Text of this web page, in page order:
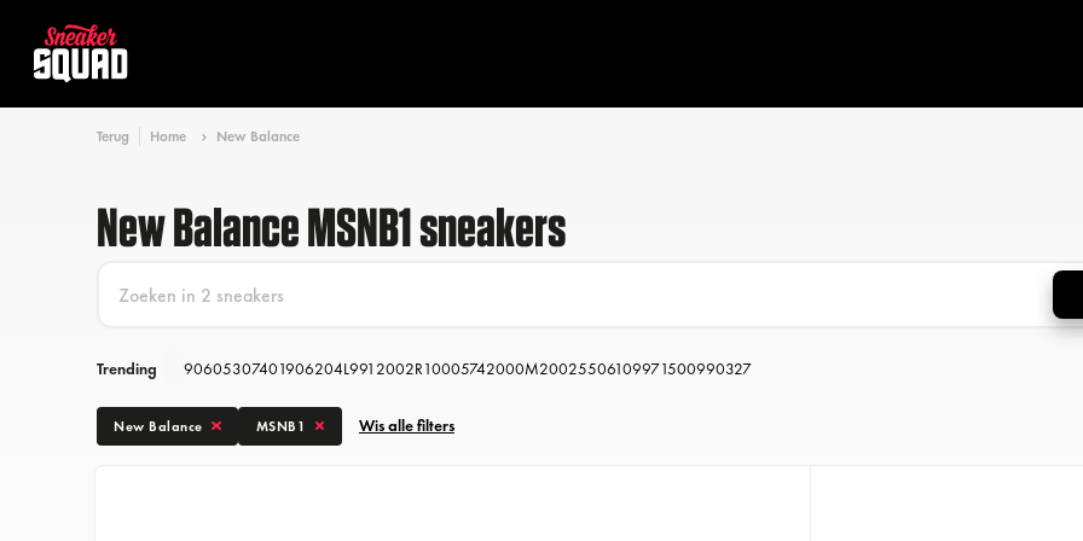
Terug Home New Balance
New Balance MSNB1 sneakers
Trending 90605307401906204L991 2002R10005742000M20025506109971500990327
New Balance MSNB1 Wis alle filters